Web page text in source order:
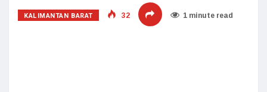
KALIMANTAN BARAT 32 1 minute read